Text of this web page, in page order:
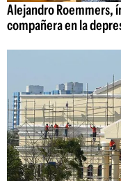
Alejandro Roemmers,
compañera en la